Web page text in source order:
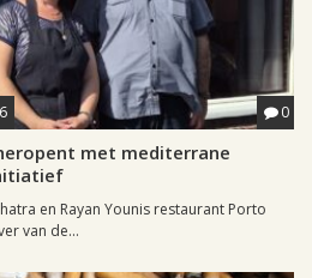
0
met mediterrane
en Rayan Younis restaurant Porto
van de...